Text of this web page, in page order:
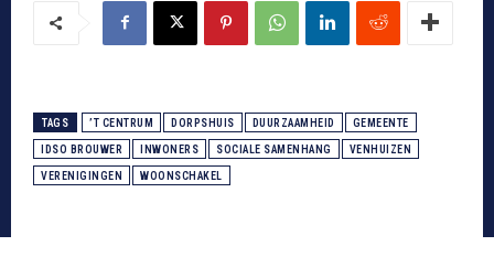
TAGS ’T CENTRUM DORPSHUIS DUURZAAMHEID GEMEENTE
IDSO BROUWER INWONERS SOCIALE SAMENHANG VENHUIZEN
VERENIGINGEN WOONSCHAKEL